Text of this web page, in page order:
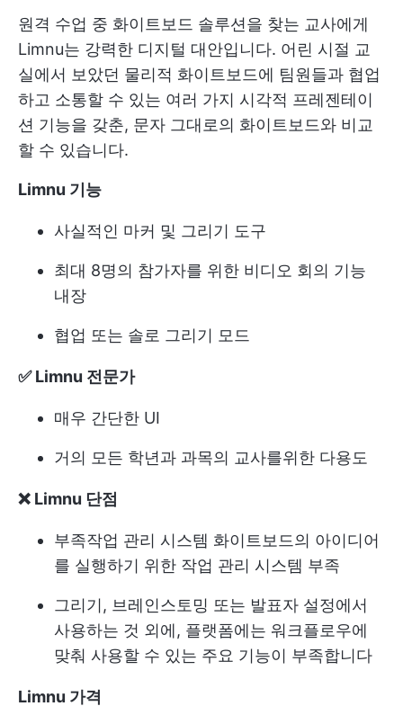
원격 수업 중 화이트보드 솔루션을 찾는 교사에게
Limnu는 강력한 디지털 대안입니다. 어린 시절 교
실에서 보았던 물리적 화이트보드에 팀원들과 협업
하고 소통할 수 있는 여러 가지 시각적 프레젠테이
션 기능을 갖춘, 문자 그대로의 화이트보드와 비교
할 수 있습니다.
Limnu 기능
사실적인 마커 및 그리기 도구
최대 8명의 참가자를 위한 비디오 회의 기능
내장
협업 또는 솔로 그리기 모드
✅ Limnu 전문가
매우 간단한 UI
거의 모든 학년과 과목의 교사를위한 다용도
❌ Limnu 단점
부족작업 관리 시스템 화이트보드의 아이디어
를 실행하기 위한 작업 관리 시스템 부족
그리기, 브레인스토밍 또는 발표자 설정에서
사용하는 것 외에, 플랫폼에는 워크플로우에
맞춰 사용할 수 있는 주요 기능이 부족합니다
Limnu 가격